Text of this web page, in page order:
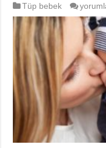
Tüp bebek
Tüp
bebek
için